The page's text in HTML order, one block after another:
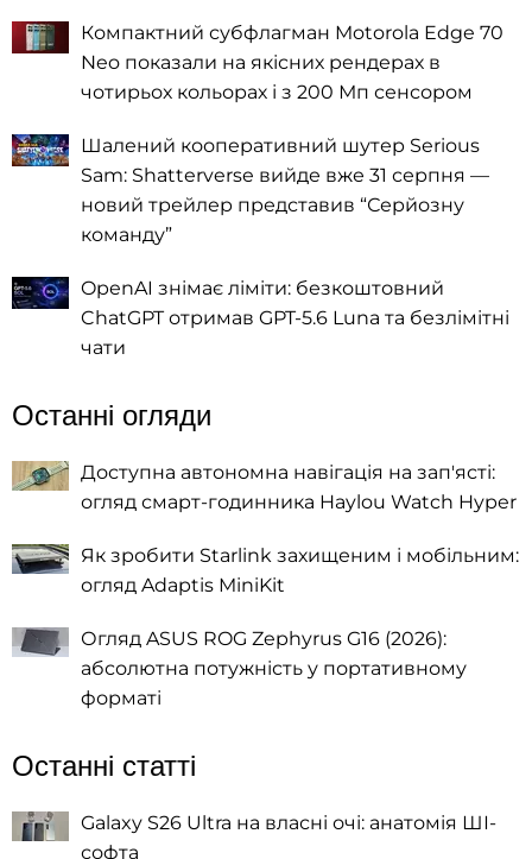
Компактний субфлагман Motorola Edge 70
Neo показали на якісних рендерах в
чотирьох кольорах і з 200 Мп сенсором
Шалений кооперативний шутер Serious
Sam: Shatterverse вийде вже 31 серпня —
новий трейлер представив “Серйозну
команду”
OpenAI знімає ліміти: безкоштовний
ChatGPT отримав GPT-5.6 Luna та безлімітні
чати
Останні огляди
Доступна автономна навігація на зап'ясті:
огляд смарт-годинника Haylou Watch Hyper
Як зробити Starlink захищеним і мобільним:
огляд Adaptis MiniKit
Огляд ASUS ROG Zephyrus G16 (2026):
абсолютна потужність у портативному
форматі
Останні статті
Galaxy S26 Ultra на власні очі: анатомія ШІ-
софта